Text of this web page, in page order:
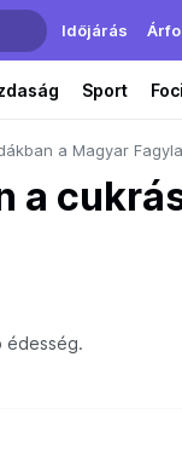
Időjárás
Sport Foci
a Magyar
a
édesség.